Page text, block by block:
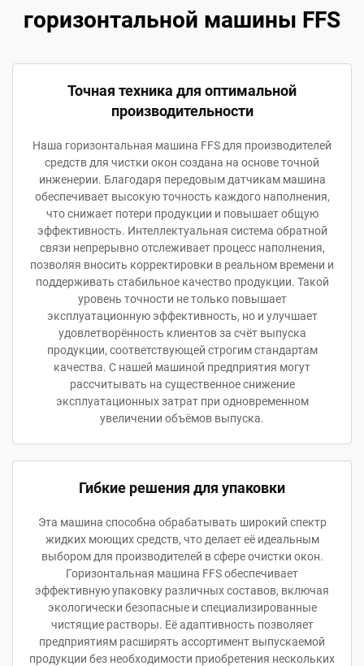
горизонтальной машины FFS
Точная техника для оптимальной
производительности
Наша горизонтальная машина FFS для производителей
средств для чистки окон создана на основе точной
инженерии. Благодаря передовым датчикам машина
обеспечивает высокую точность каждого наполнения,
что снижает потери продукции и повышает общую
эффективность. Интеллектуальная система обратной
связи непрерывно отслеживает процесс наполнения,
позволяя вносить корректировки в реальном времени и
поддерживать стабильное качество продукции. Такой
уровень точности не только повышает
эксплуатационную эффективность, но и улучшает
удовлетворённость клиентов за счёт выпуска
продукции, соответствующей строгим стандартам
качества. С нашей машиной предприятия могут
рассчитывать на существенное снижение
эксплуатационных затрат при одновременном
увеличении объёмов выпуска.
Гибкие решения для упаковки
Эта машина способна обрабатывать широкий спектр
жидких моющих средств, что делает её идеальным
выбором для производителей в сфере очистки окон.
Горизонтальная машина FFS обеспечивает
эффективную упаковку различных составов, включая
экологически безопасные и специализированные
чистящие растворы. Её адаптивность позволяет
предприятиям расширять ассортимент выпускаемой
продукции без необходимости приобретения нескольких